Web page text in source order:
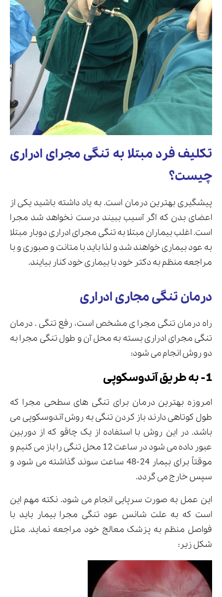
تکلیف فرد مبتلا به تنگی مجرای ادراری
چیست؟
پیشگیری بهترین درمان است. به یاد داشته باشید یکی از
اعضای بدن که اگر آسیب ببیند درست نخواهد شد مجرا
است. اغلب بیماران مبتلا به تنگی مجرای ادراری دوبار مبتلا
به عود بیماری خواهند شد و لذا باید با متانت و صبوری و با
مراجعه منظم به دکتر خود با بیماری خود کنار بیایند.
درمان تنگی مجاری ادراری
راه درمان تنگی مجرا ی مشخص است، رفع تنگی . درمان
تنگی مجرای ادراری بسته به محل آن و طول تنگی مجرا به
دو روش انجام می شود:
1- به طریق آندوسکوپی
امروزه بهترین درمان برای تنگی های سطحی مجرا که
طول کوتاهی دارند باز کردن تنگی به روش آندوسکوپی می
باشد. در این روش با استفاده از یک چاقو که از دوربین
عبور داده می شود در ساعت 12 محل تنگی را باز می کنیم و
موقتاً برای بیمار 24-48 ساعت سوند گذاشته می شود و
سپس خارج می گردد.
این عمل به صورت سرپایی انجام می شود. نکته مهم این
است که به علت شانس عود تنگی مجرا بیمار باید با
فواصل منظم به پزشک معالج خود مراجعه نماید. مثل
شکل زیر: